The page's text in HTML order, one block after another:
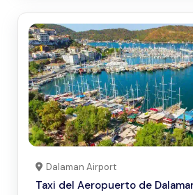
Dalaman Airport
Taxi del Aeropuerto de